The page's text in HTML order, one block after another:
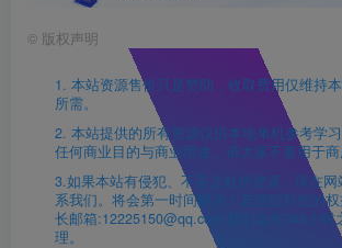
© 版权声明
1. 本站资源售价只是赞助，收取费用仅维持
所需。
2. 本站提供的所有资源仅供本地单机参考学
任何商业目的与商业用途，请大家不要用于商
3.如果本站有侵犯、不妥之处的资源，请在网
系我们。将会第一时间解决！若侵犯到您的
长邮箱:12225150@qq.com 我们会在24h小时
理。